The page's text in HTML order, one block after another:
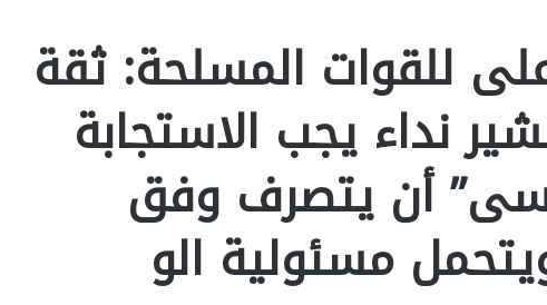
للقوات المسلحة: ثقة
نداء يجب الاستجابة
أن يتصرف وفق
مسئولية الو